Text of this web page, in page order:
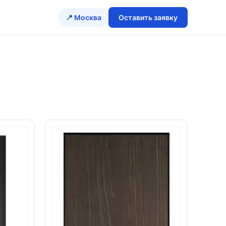
📍 Москва Оставить заявку